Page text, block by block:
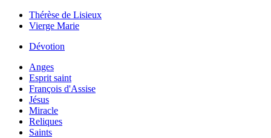
Thérèse de Lisieux
Vierge Marie
Dévotion
Anges
Esprit saint
François d'Assise
Jésus
Miracle
Reliques
Saints